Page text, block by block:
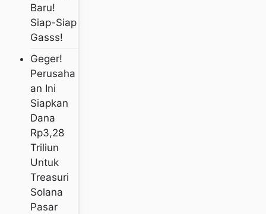
Baru!
Siap-Siap
Gasss!
Geger!
Perusaha
An Ini
Siapkan
Dana
Rp3,28
Triliun
Untuk
Treasuri
Solana
Pasar